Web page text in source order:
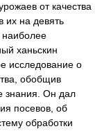
от качества
их на девять
наиболее
ханьскин
исследование о
обобщив
знания. Он дал
посевов, об
обработки